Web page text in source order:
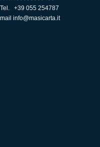
Tel. +39 055 254787
mail info@masicarta.it